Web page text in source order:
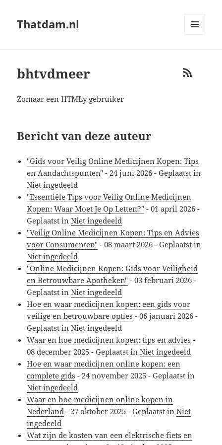
Thatdam.nl
RSS
bhtvdmeer
Zomaar een HTMLy gebruiker
Bericht van deze auteur
"Gids voor Veilig Online Medicijnen Kopen: Tips
en Aandachtspunten" -24 juni 2026 - Geplaatst in
Niet ingedeeld
"Essentiële Tips voor Veilig Online Medicijnen
Kopen: Waar Moet Je Op Letten?" -01 april 2026 -
Geplaatst inNiet ingedeeld
"Veilig Online Medicijnen Kopen: Tips en Advies
voor Consumenten" -08 maart 2026 - Geplaatst in
Niet ingedeeld
"Online Medicijnen Kopen: Gids voor Veiligheid
en Betrouwbare Apotheken" -03 februari 2026 -
Geplaatst inNiet ingedeeld
Hoe en waar medicijnen kopen: een gids voor
veilige en betrouwbare opties -06 januari 2026 -
Geplaatst inNiet ingedeeld
Waar en hoe medicijnen kopen: tips en advies -
08 december 2025 - Geplaatst inNiet ingedeeld
Hoe en waar medicijnen online kopen: een
complete gids -24 november 2025 - Geplaatst in
Niet ingedeeld
Waar en hoe medicijnen online kopen in
Nederland -27 oktober 2025 - Geplaatst inNiet
ingedeeld
Wat zijn de kosten van een elektrische fiets en